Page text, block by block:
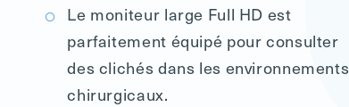
Le moniteur large Full HD est
parfaitement équipé pour consulter
des clichés dans les environnements
chirurgicaux.